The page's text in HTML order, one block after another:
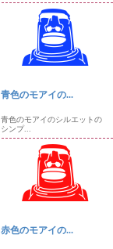
青色のモアイの...
青色のモアイのシルエットの
シンプ...
赤色のモアイの...